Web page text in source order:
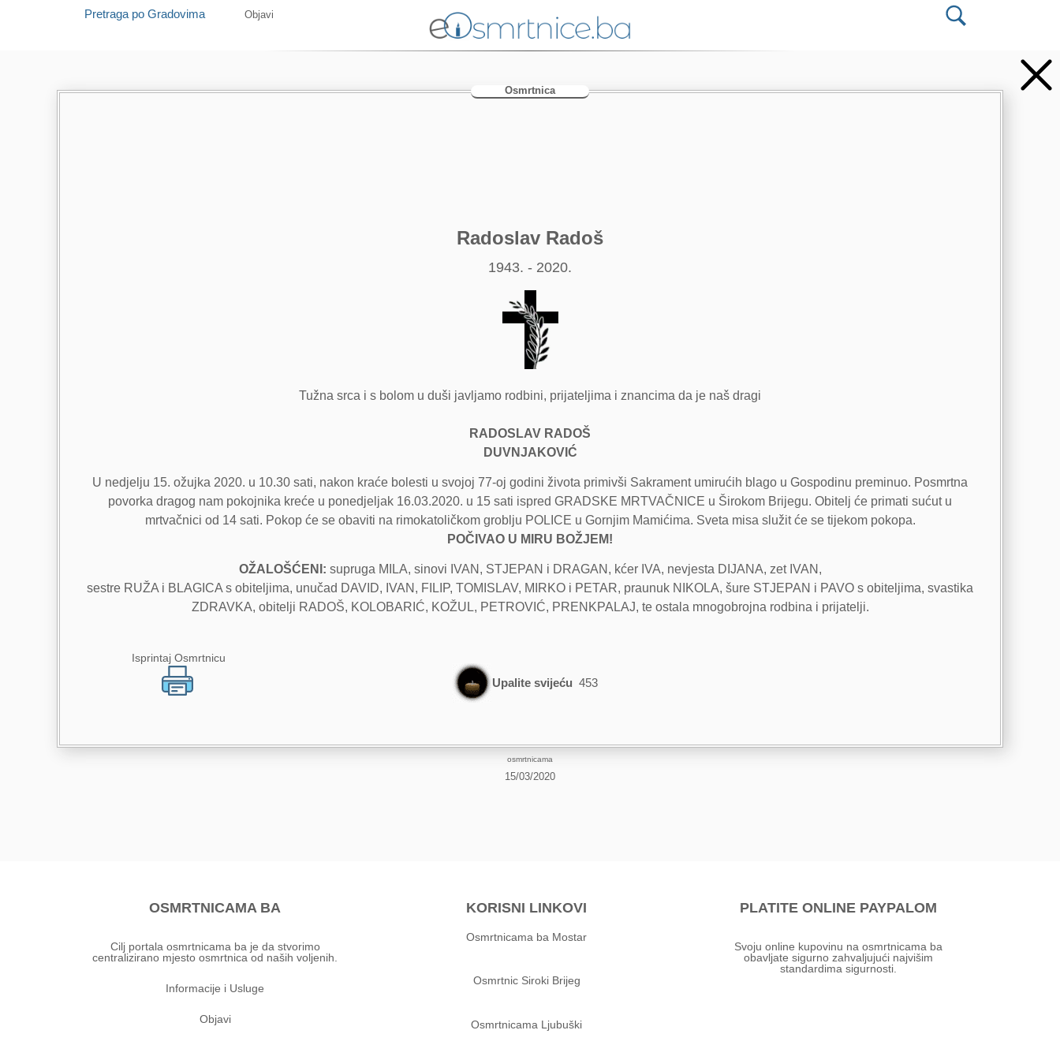
Pretraga po Gradovima Objavi
Osmrtnica
Radoslav Radoš
1943. - 2020.
Tužna srca i s bolom u duši javljamo rodbini, prijateljima i znancima da je naš dragi
RADOSLAV RADOŠ
DUVNJAKOVIĆ
U nedjelju 15. ožujka 2020. u 10.30 sati, nakon kraće bolesti u svojoj 77-oj godini života primivši Sakrament umirućih blago u Gospodinu preminuo. Posmrtna
povorka dragog nam pokojnika kreće u ponedjeljak 16.03.2020. u 15 sati ispred GRADSKE MRTVAČNICE u Širokom Brijegu. Obitelj će primati sućut u
mrtvačnici od 14 sati. Pokop će se obaviti na rimokatoličkom groblju POLICE u Gornjim Mamićima. Sveta misa služit će se tijekom pokopa.
POČIVAO U MIRU BOŽJEM!
OŽALOŠĆENI: supruga MILA, sinovi IVAN, STJEPAN i DRAGAN, kćer IVA, nevjesta DIJANA, zet IVAN,
sestre RUŽA i BLAGICA s obiteljima, unučad DAVID, IVAN, FILIP, TOMISLAV, MIRKO i PETAR, praunuk NIKOLA, šure STJEPAN i PAVO s obiteljima, svastika
ZDRAVKA, obitelji RADOŠ, KOLOBARIĆ, KOŽUL, PETROVIĆ, PRENKPALAJ, te ostala mnogobrojna rodbina i prijatelji.
Isprintaj Osmrtnicu
Upalite svijeću 453
osmrtnicama
15/03/2020
OSMRTNICAMA BA
Cilj portala osmrtnicama ba je da stvorimo
centralizirano mjesto osmrtnica od naših voljenih.
Informacije i Usluge
Objavi
KORISNI LINKOVI
Osmrtnicama ba Mostar
Osmrtnic Siroki Brijeg
Osmrtnicama Ljubuški
PLATITE ONLINE PAYPALOM
Svoju online kupovinu na osmrtnicama ba
obavljate sigurno zahvaljujući najvišim
standardima sigurnosti.